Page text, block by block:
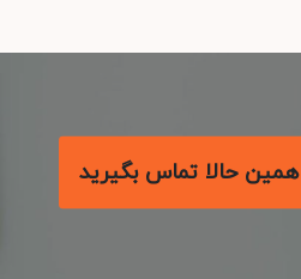
همین حالا تماس بگیرید